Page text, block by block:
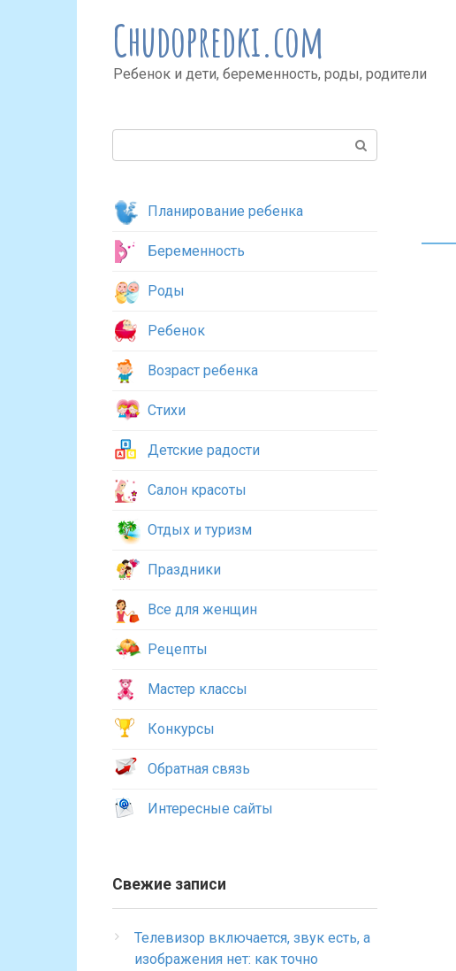
Chudopredki.com
Ребенок и дети, беременность, роды, родители
Планирование ребенка
Беременность
Роды
Ребенок
Возраст ребенка
Стихи
Детские радости
Салон красоты
Отдых и туризм
Праздники
Все для женщин
Рецепты
Мастер классы
Конкурсы
Обратная связь
Интересные сайты
Свежие записи
Телевизор включается, звук есть, а
изображения нет: как точно